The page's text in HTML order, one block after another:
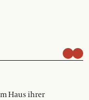
Haus ihrer